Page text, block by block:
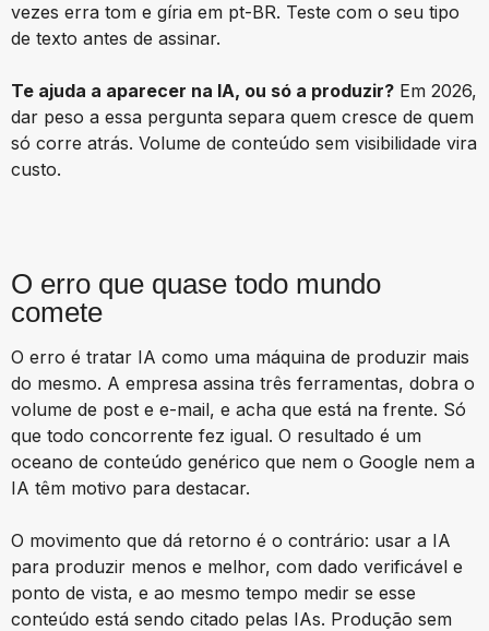
vezes erra tom e gíria em pt-BR. Teste com o seu tipo
de texto antes de assinar.
Te ajuda a aparecer na IA, ou só a produzir? Em 2026,
dar peso a essa pergunta separa quem cresce de quem
só corre atrás. Volume de conteúdo sem visibilidade vira
custo.
O erro que quase todo mundo
comete
O erro é tratar IA como uma máquina de produzir mais
do mesmo. A empresa assina três ferramentas, dobra o
volume de post e e-mail, e acha que está na frente. Só
que todo concorrente fez igual. O resultado é um
oceano de conteúdo genérico que nem o Google nem a
IA têm motivo para destacar.
O movimento que dá retorno é o contrário: usar a IA
para produzir menos e melhor, com dado verificável e
ponto de vista, e ao mesmo tempo medir se esse
conteúdo está sendo citado pelas IAs. Produção sem